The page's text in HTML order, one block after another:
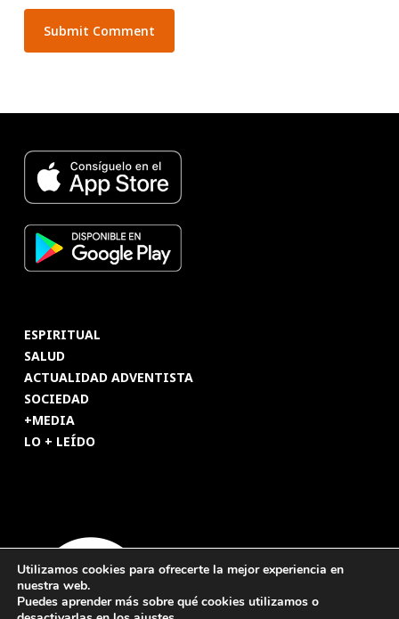
ESPIRITUAL
SALUD
ACTUALIDAD ADVENTISTA
SOCIEDAD
+MEDIA
LO + LEÍDO
Utilizamos cookies para ofrecerte la mejor experiencia en
nuestra web.
Puedes aprender más sobre qué cookies utilizamos o